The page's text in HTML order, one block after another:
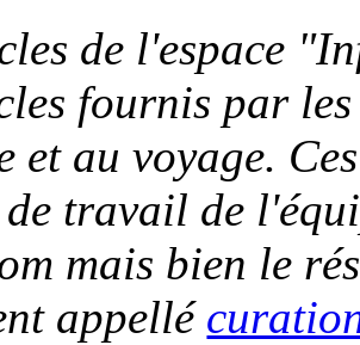
de l'espace
fournis par
et au voyage.
travail de
mais bien le
appellé